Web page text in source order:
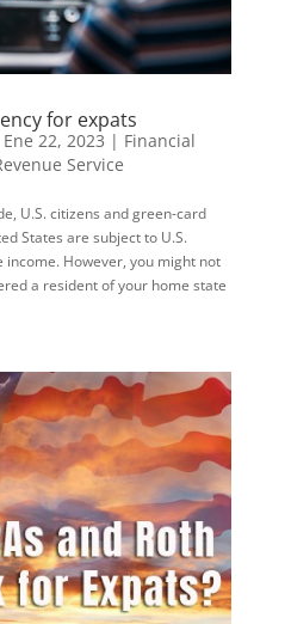
for expats
Ene 22, 2023 | Financial
Service
U.S. citizens and green-card
States are subject to U.S.
However, you might not
a resident of your home state